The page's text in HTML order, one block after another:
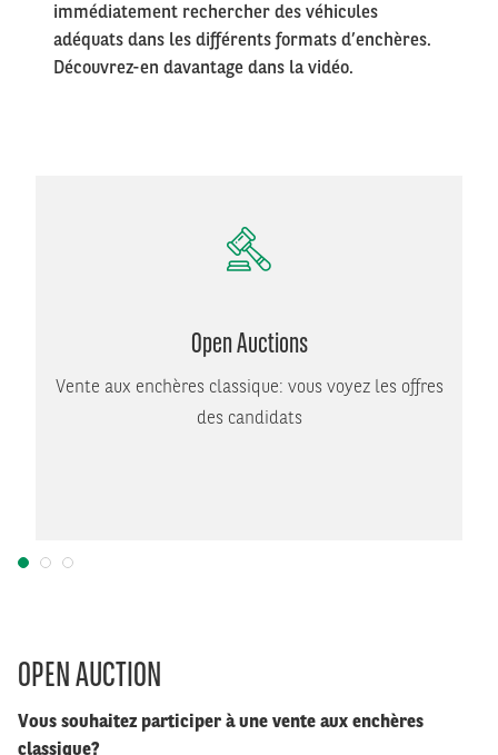
immédiatement rechercher des véhicules
adéquats dans les différents formats d’enchères.
Découvrez-en davantage dans la vidéo.
Open Auctions
Vente aux enchères classique: vous voyez les offres
des candidats
OPEN AUCTION
Vous souhaitez participer à une vente aux enchères
classique?